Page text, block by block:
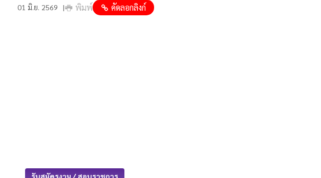
01 มิ.ย. 2569 พิมพ์ คัดลอกลิงก์
รับสมัครงาน / สอบราชการ